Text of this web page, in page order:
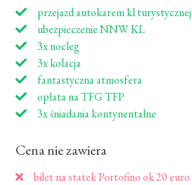
przejazd autokarem kl turystycznej
ubezpieczenie NNW KL
3x nocleg
3x kolacja
fantastyczna atmosfera
opłata na TFG TFP
3x śniadania kontynentalne
Cena nie zawiera
bilet na statek Portofino ok 20 euro